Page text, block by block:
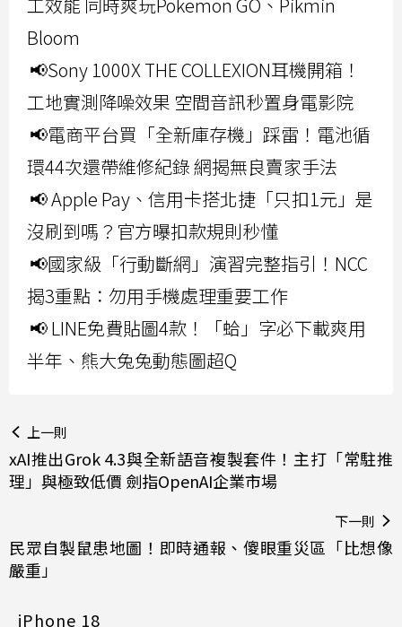
Bloom
📢Sony 1000X THE COLLEXION耳機開箱！
工地實測降噪效果 空間音訊秒置身電影院
📢電商平台買「全新庫存機」踩雷！電池循
環44次還帶維修紀錄 網揭無良賣家手法
📢 Apple Pay、信用卡搭北捷「只扣1元」是
沒刷到嗎？官方曝扣款規則秒懂
📢國家級「行動斷網」演習完整指引！NCC
揭3重點：勿用手機處理重要工作
📢 LINE免費貼圖4款！「蛤」字必下載爽用
半年、熊大兔兔動態圖超Q
上一則
xAI推出Grok 4.3與全新語音複製套件！主打「常駐推
理」與極致低價 劍指OpenAI企業市場
下一則
民眾自製鼠患地圖！即時通報、傻眼重災區「比想像
嚴重」
iPhone 18